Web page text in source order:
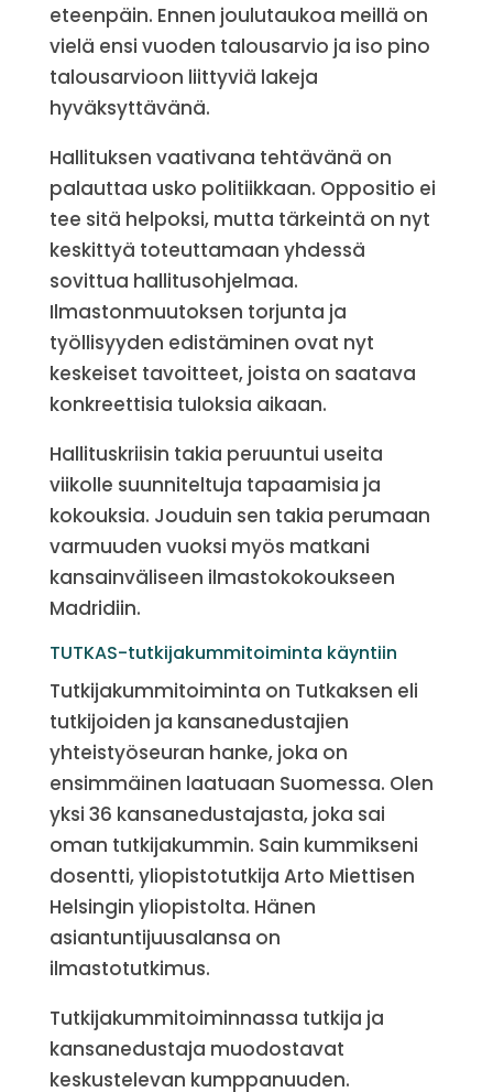
eteenpäin. Ennen joulutaukoa meillä on
vielä ensi vuoden talousarvio ja iso pino
talousarvioon liittyviä lakeja
hyväksyttävänä.
Hallituksen vaativana tehtävänä on
palauttaa usko politiikkaan. Oppositio ei
tee sitä helpoksi, mutta tärkeintä on nyt
keskittyä toteuttamaan yhdessä
sovittua hallitusohjelmaa.
Ilmastonmuutoksen torjunta ja
työllisyyden edistäminen ovat nyt
keskeiset tavoitteet, joista on saatava
konkreettisia tuloksia aikaan.
Hallituskriisin takia peruuntui useita
viikolle suunniteltuja tapaamisia ja
kokouksia. Jouduin sen takia perumaan
varmuuden vuoksi myös matkani
kansainväliseen ilmastokokoukseen
Madridiin.
TUTKAS-tutkijakummitoiminta käyntiin
Tutkijakummitoiminta on Tutkaksen eli
tutkijoiden ja kansanedustajien
yhteistyöseuran hanke, joka on
ensimmäinen laatuaan Suomessa. Olen
yksi 36 kansanedustajasta, joka sai
oman tutkijakummin. Sain kummikseni
dosentti, yliopistotutkija Arto Miettisen
Helsingin yliopistolta. Hänen
asiantuntijuusalansa on
ilmastotutkimus.
Tutkijakummitoiminnassa tutkija ja
kansanedustaja muodostavat
keskustelevan kumppanuuden.